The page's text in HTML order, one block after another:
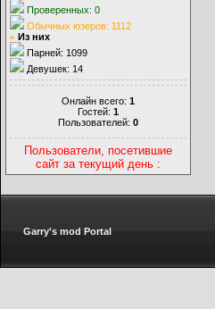
Проверенных: 0
Обычных юзеров: 1112
» Из них
Парней: 1099
Девушек: 14
Онлайн всего: 1
Гостей: 1
Пользователей: 0
Пользователи, посетившие
сайт за текущий день :
Garry's mod Portal